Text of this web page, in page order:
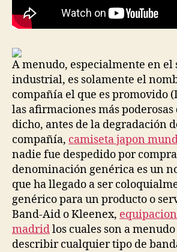
A menudo, especialmente en el
industrial, es solamente el
compañía el que es promovido
las afirmaciones más poderosas
dicho, antes de la degradación
compañía, camiseta japon
nadie fue despedido por
denominación genérica es un
que ha llegado a ser
genérico para un producto o
Band-Aid o Kleenex,
madridlos cuales son a
describir cualquier tipo de